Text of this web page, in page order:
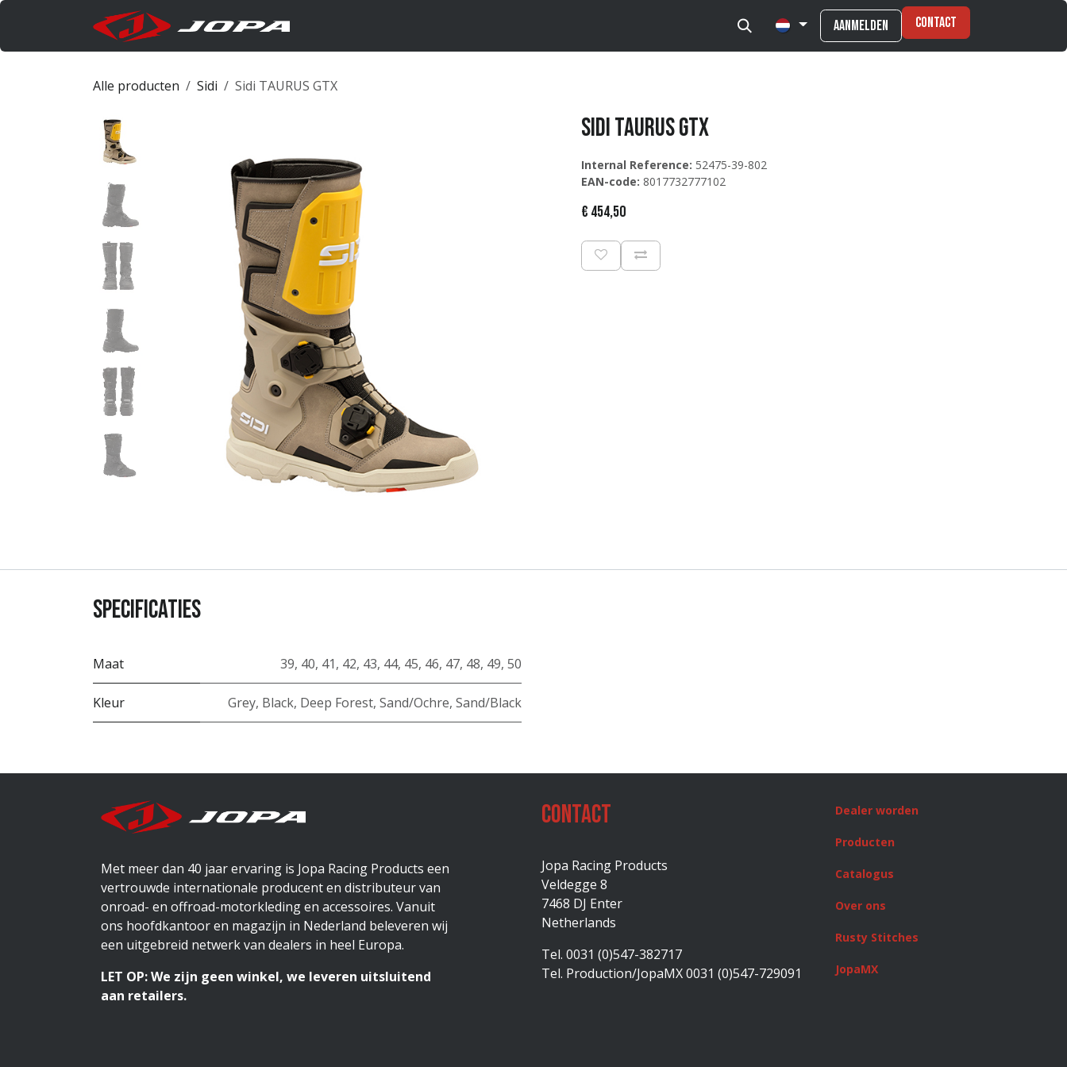
Overslaan naar inhoud
Aanmelden Contact
Alle producten Sidi Sidi TAURUS GTX
Sidi TAURUS GTX
Internal Reference: 52475-39-802
EAN-code: 8017732777102
€ 454,50
Specificaties
Maat 39, 40, 41, 42, 43, 44, 45, 46, 47, 48, 49, 50
Kleur Grey, Black, Deep Forest, Sand/Ochre, Sand/Black
Met meer dan 40 jaar ervaring is Jopa Racing Products een
vertrouwde internationale producent en distributeur van
onroad- en offroad-motorkleding en accessoires. Vanuit
ons hoofdkantoor en magazijn in Nederland beleveren wij
een uitgebreid netwerk van dealers in heel Europa.
LET OP: We zijn geen winkel, we leveren uitsluitend
aan retailers.
Contact
Jopa Racing Products
Veldegge 8
7468 DJ Enter
Netherlands
Tel. 0031 (0)547-382717
Tel. Production/JopaMX 0031 (0)547-729091
Dealer worden
Producten
Catalogus
Over ons
Rusty Stitches
JopaMX